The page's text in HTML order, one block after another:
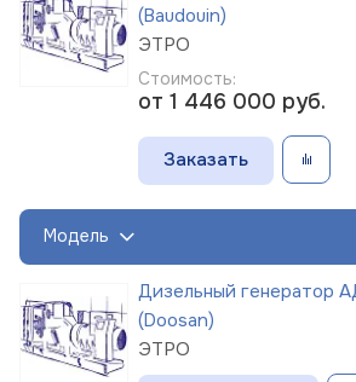
(Baudouin)
ЭТРО
Стоимость:
от 1 446 000 руб.
Заказать
Модель
Дизельный генератор
(Doosan)
ЭТРО